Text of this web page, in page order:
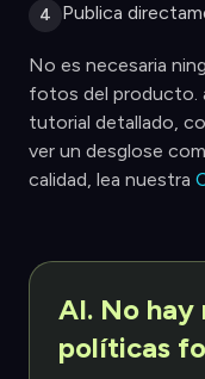
4 Publica
No es necesaria
fotos del producto.
tutorial detallado,
ver un desglose
calidad, lea nuestra
AI. No hay
políticas